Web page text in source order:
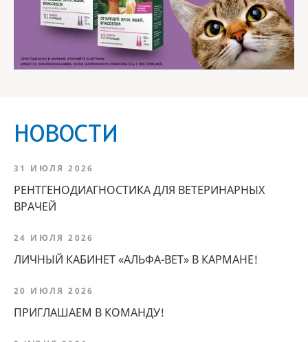
НОВОСТИ
31 ИЮЛЯ 2026
РЕНТГЕНОДИАГНОСТИКА ДЛЯ ВЕТЕРИНАРНЫХ
ВРАЧЕЙ
24 ИЮЛЯ 2026
ЛИЧНЫЙ КАБИНЕТ «АЛЬФА-ВЕТ» В КАРМАНЕ!
20 ИЮЛЯ 2026
ПРИГЛАШАЕМ В КОМАНДУ!